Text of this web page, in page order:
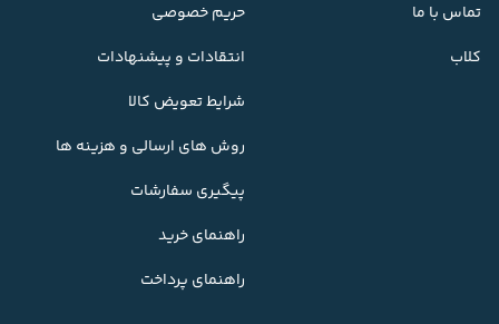
تماس با ما
کلاب
حریم خصوصی
انتقادات و پیشنهادات
شرایط تعویض کالا
روش های ارسالی و هزینه ها
پیگیری سفارشات
راهنمای خرید
راهنمای پرداخت